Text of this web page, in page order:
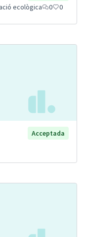
ecològica 0 0
Acceptada